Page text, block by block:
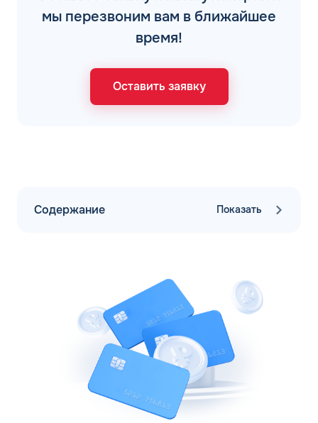
мы перезвоним вам в ближайшее
время!
Оставить заявку
Содержание Показать